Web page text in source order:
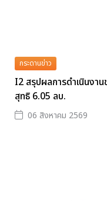
กระดานข่าว
I2 สรุปผลการดำเนินงา
สุทธิ 6.05 ลบ.
06 สิงหาคม 2569